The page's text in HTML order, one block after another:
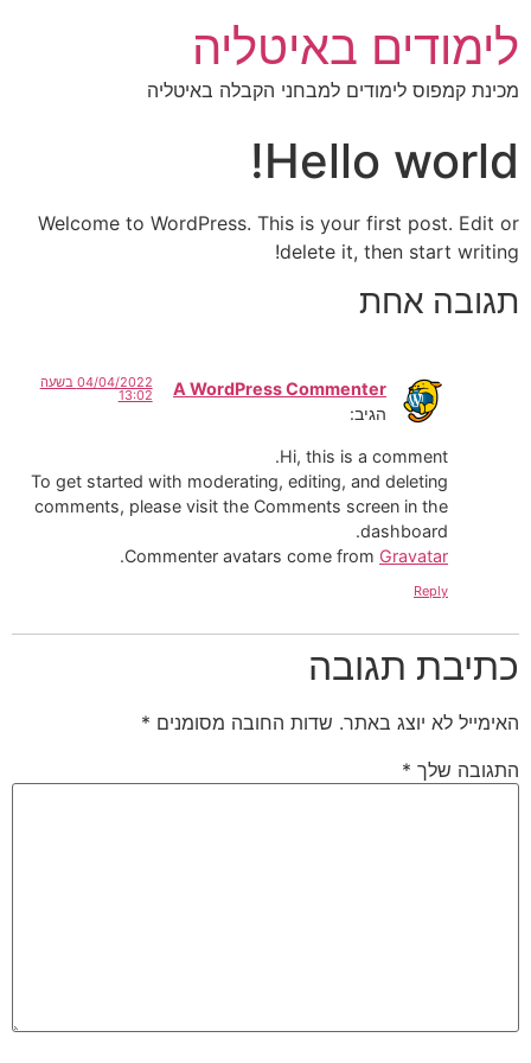
לימודים באיטליה
מכינת קמפוס לימודים למבחני הקבלה באיטליה
Hello world!
Welcome to WordPress. This is your first post. Edit or
delete it, then start writing!
תגובה אחת
A WordPress Commenter
הגיב:
04/04/2022 בשעה
13:02
Hi, this is a comment.
To get started with moderating, editing, and deleting
comments, please visit the Comments screen in the
dashboard.
Commenter avatars come from Gravatar
.
Reply
כתיבת תגובה
האימייל לא יוצג באתר. שדות החובה מסומנים *
התגובה שלך *